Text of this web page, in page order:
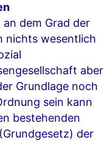
an dem Grad der
nichts wesentlich
aber
Grundlage noch
sein kann
bestehenden
der